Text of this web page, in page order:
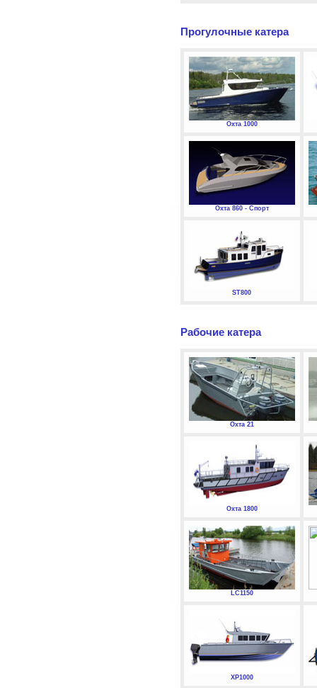
Прогулочные катера
Охта 1000
Охта 860 - Спорт
ST800
Рабочие катера
Охта 21
Охта 1800
LC1150
XP1000